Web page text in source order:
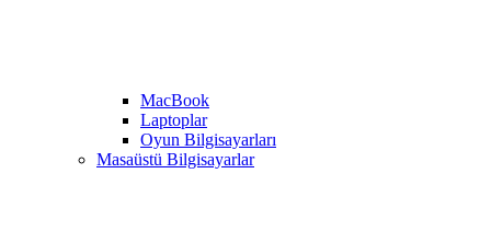
MacBook
Laptoplar
Oyun Bilgisayarları
Masaüstü Bilgisayarlar